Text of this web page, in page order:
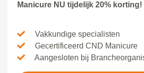
Manicure NU tijdelijk 20% korting!
Vakkundige specialisten
Gecertificeerd CND Manicure
Aangesloten bij